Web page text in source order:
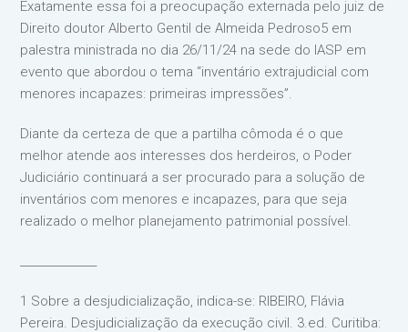
Exatamente essa foi a preocupação externada pelo juiz de
Direito doutor Alberto Gentil de Almeida Pedroso5 em
palestra ministrada no dia 26/11/24 na sede do IASP em
evento que abordou o tema “inventário extrajudicial com
menores incapazes: primeiras impressões”.
Diante da certeza de que a partilha cômoda é o que
melhor atende aos interesses dos herdeiros, o Poder
Judiciário continuará a ser procurado para a solução de
inventários com menores e incapazes, para que seja
realizado o melhor planejamento patrimonial possível.
1 Sobre a desjudicialização, indica-se: RIBEIRO, Flávia
Pereira. Desjudicialização da execução civil. 3.ed. Curitiba: